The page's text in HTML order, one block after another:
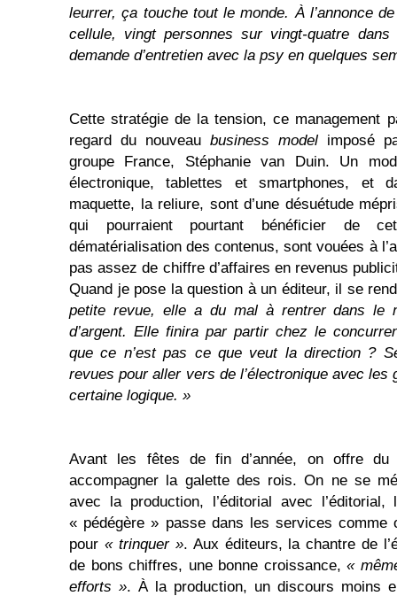
leurrer, ça touche tout le monde. À l’annonce
cellule, vingtpersonnes sur vingt-quatre
demande d’entretien avec la psy en quelques
Cette stratégie de la tension, ce management
regard du nouveau business model imposé
groupe France, Stéphanie van Duin. Un
électronique, tablettes et smartphones, et
maquette, la reliure, sont d’une désuétude
qui pourraient pourtant bénéficier de
dématérialisation des contenus, sont vouées à
pas assez de chiffre d’affaires en revenus
Quand je pose la question à un éditeur, il se
petite revue, elle a du mal à rentrer dans le
d’argent. Elle finira par partir chez le
que ce n’est pas ce que veut la direction ?
revues pour aller vers de l’électronique avec les
certaine logique. »
Avant les fêtes de fin d’année, on offre
accompagner la galette des rois. On ne se
avec la production, l’éditorial avec
« pédégère » passe dans les services comme
pour « trinquer ». Aux éditeurs, la chantre de
de bons chiffres, une bonne croissance, «
efforts ». À la production, un discours moins